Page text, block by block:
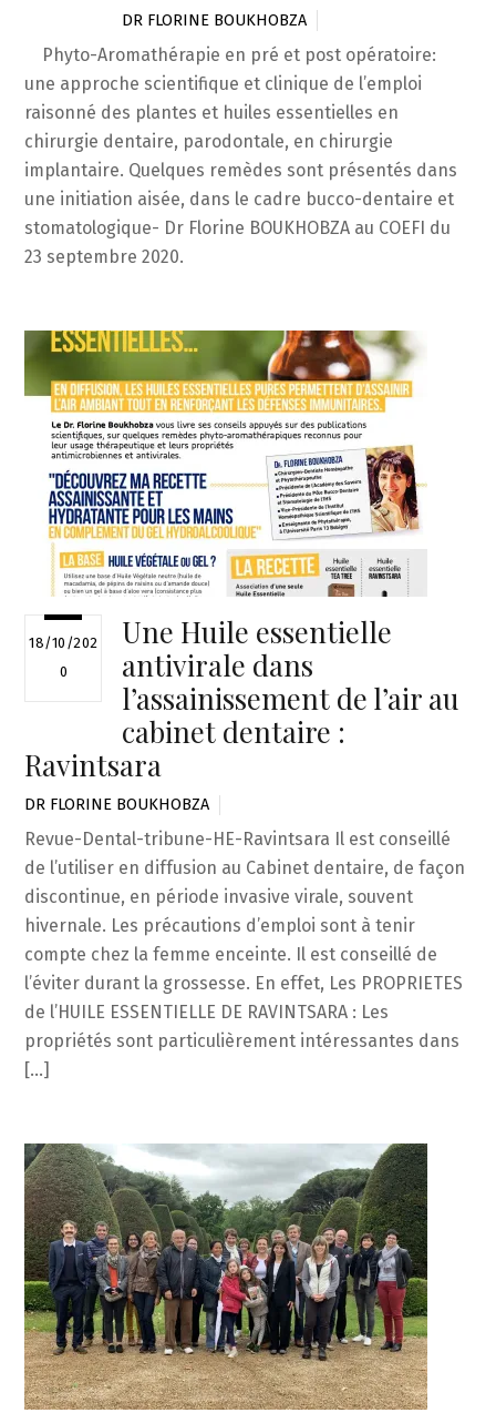
DR FLORINE BOUKHOBZA
Phyto-Aromathérapie en pré et post opératoire:
une approche scientifique et clinique de l’emploi
raisonné des plantes et huiles essentielles en
chirurgie dentaire, parodontale, en chirurgie
implantaire. Quelques remèdes sont présentés dans
une initiation aisée, dans le cadre bucco-dentaire et
stomatologique- Dr Florine BOUKHOBZA au COEFI du
23 septembre 2020.
18/10/202
0
Une Huile essentielle
antivirale dans
l’assainissement de l’air au
cabinet dentaire :
Ravintsara
DR FLORINE BOUKHOBZA
Revue-Dental-tribune-HE-Ravintsara Il est conseillé
de l’utiliser en diffusion au Cabinet dentaire, de façon
discontinue, en période invasive virale, souvent
hivernale. Les précautions d’emploi sont à tenir
compte chez la femme enceinte. Il est conseillé de
l’éviter durant la grossesse. En effet, Les PROPRIETES
de l’HUILE ESSENTIELLE DE RAVINTSARA : Les
propriétés sont particulièrement intéressantes dans
[…]